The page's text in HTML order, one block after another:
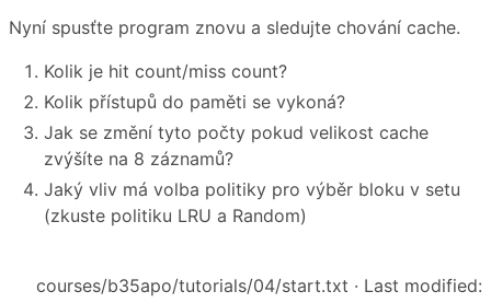
Nyní spusťte program znovu a sledujte chování cache.
Kolik je hit count/miss count?
Kolik přístupů do paměti se vykoná?
Jak se změní tyto počty pokud velikost cache
zvýšíte na 8 záznamů?
Jaký vliv má volba politiky pro výběr bloku v setu
(zkuste politiku LRU a Random)
courses/b35apo/tutorials/04/start.txt · Last modified: